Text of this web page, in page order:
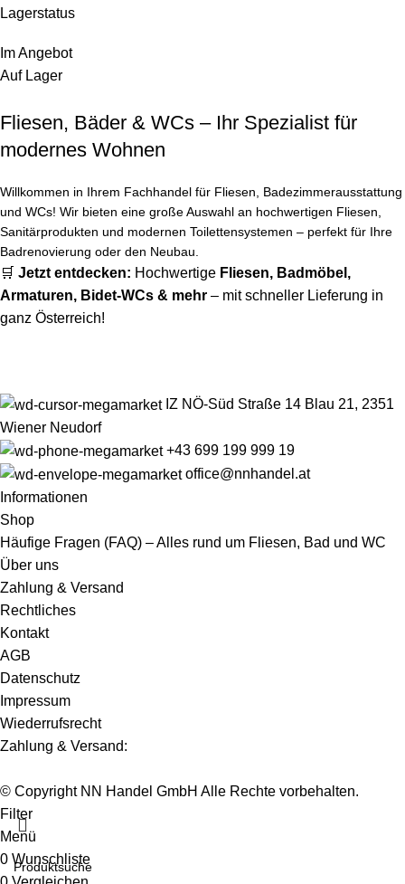
Lagerstatus
Im Angebot
Auf Lager
Fliesen, Bäder & WCs – Ihr Spezialist für
modernes Wohnen
Willkommen in Ihrem Fachhandel für Fliesen, Badezimmerausstattung
und WCs! Wir bieten eine große Auswahl an hochwertigen Fliesen,
Sanitärprodukten und modernen Toilettensystemen – perfekt für Ihre
Badrenovierung oder den Neubau.
🛒 Jetzt entdecken: Hochwertige Fliesen, Badmöbel ,
Armaturen, Bidet-WCs & mehr – mit schneller Lieferung in
ganz Österreich!
IZ NÖ-Süd Straße 14 Blau 21, 2351
Wiener Neudorf
+43 699 199 999 19
office@nnhandel.at
Informationen
Shop
Häufige Fragen (FAQ) – Alles rund um Fliesen, Bad und WC
Über uns
Zahlung & Versand
Rechtliches
Kontakt
AGB
Datenschutz
Impressum
Wiederrufsrecht
Zahlung & Versand:
© Copyright NN Handel GmbH Alle Rechte vorbehalten.
Filter
Menü
0 Wunschliste